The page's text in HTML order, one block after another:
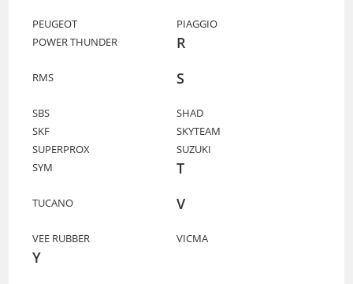
PEUGEOT
PIAGGIO
POWER THUNDER
R
RMS S
SBS
SHAD
SKF
SKYTEAM
SUPERPROX
SUZUKI
SYM
T
TUCANO V
VEE RUBBER VICMA
Y